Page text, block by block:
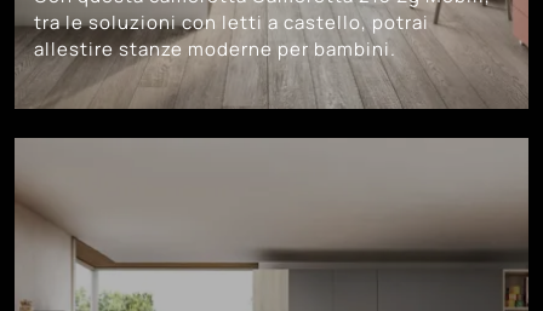
tra le soluzioni con letti a castello, potrai
allestire stanze moderne per bambini.